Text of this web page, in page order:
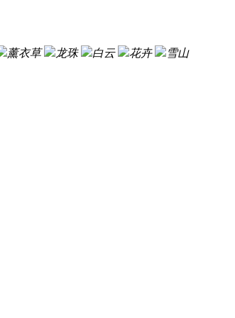
薰衣草 龙珠 白云 花卉
雪山